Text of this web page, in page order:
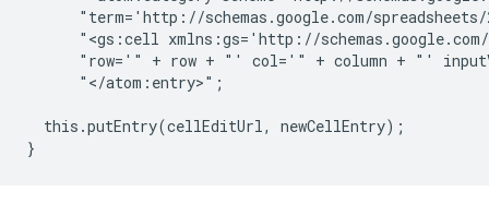
"term='http://schemas.google.com/
"<gs:cell xmlns:gs='http://
"row='" + row + "' col='" + column + "'
      "</atom:entry>";
  this.putEntry(cellEditUrl, newCellEntry);